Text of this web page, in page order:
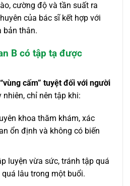
cường độ và tần suất ra
của bác sĩ kết hợp với
bản thân.
B có tập tạ được
cấm” tuyệt đối với người
nhiên, chỉ nên tập khi:
khoa thăm khám, xác
ổn định và không có biến
luyện vừa sức, tránh tập quá
lâu trong một buổi.